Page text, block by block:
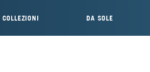
COLLEZIONI DA SOLE